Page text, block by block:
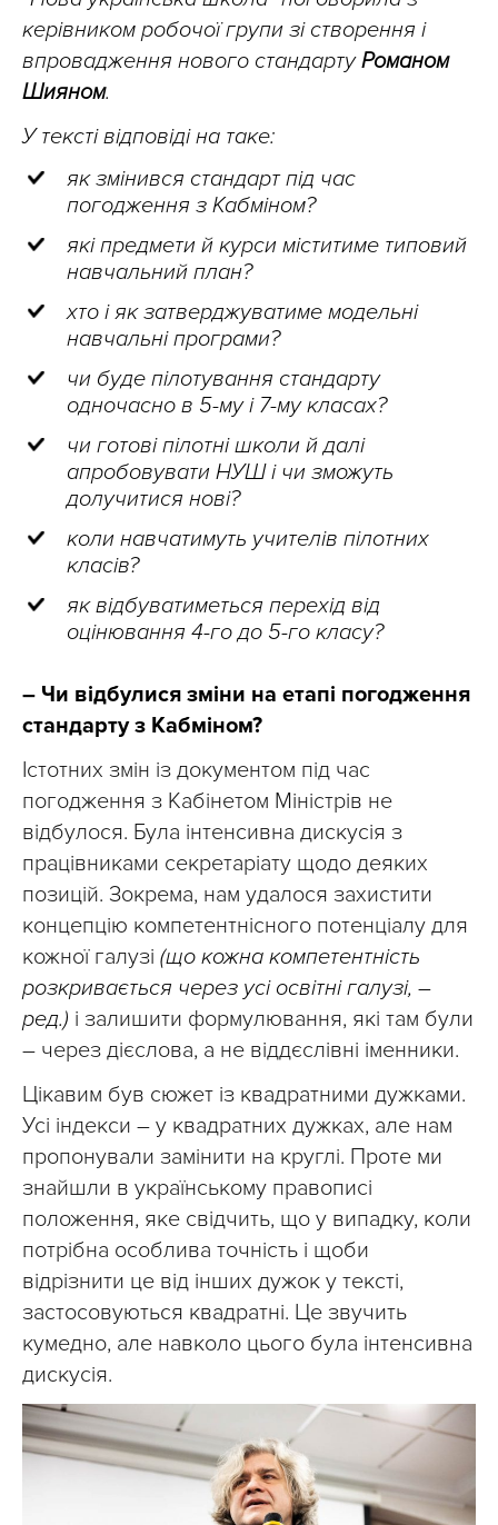
керівником робочої групи зі створення і
впровадження нового стандартуРоманом
Шияном.
У тексті відповіді на таке:
як змінився стандарт під час
погодження з Кабміном?
які предмети й курси міститиме типовий
навчальний план?
хто і як затверджуватиме модельні
навчальні програми?
чи буде пілотування стандарту
одночасно в 5-му і 7-му класах?
чи готові пілотні школи й далі
апробовувати НУШ і чи зможуть
долучитися нові?
коли навчатимуть учителів пілотних
класів?
як відбуватиметься перехід від
оцінювання 4-го до 5-го класу?
– Чи відбулися зміни на етапі погодження
стандарту з Кабміном?
Істотних змін із документом під час
погодження з Кабінетом Міністрів не
відбулося. Була інтенсивна дискусія з
працівниками секретаріату щодо деяких
позицій. Зокрема, нам удалося захистити
концепцію компетентнісного потенціалу для
кожної галузі (що кожна компетентність
розкривається через усі освітні галузі, –
ред.) і залишити формулювання, які там були
– через дієслова, а не віддєслівні іменники.
Цікавим був сюжет із квадратними дужками.
Усі індекси – у квадратних дужках, але нам
пропонували замінити на круглі. Проте ми
знайшли в українському правописі
положення, яке свідчить, що у випадку, коли
потрібна особлива точність і щоби
відрізнити це від інших дужок у тексті,
застосовуються квадратні. Це звучить
кумедно, але навколо цього була інтенсивна
дискусія.